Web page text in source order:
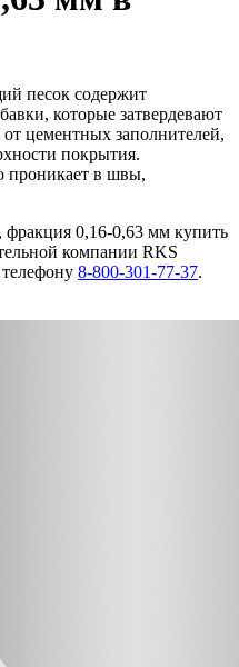
песок содержит
которые затвердевают
цементных заполнителей,
покрытия.
проникает в швы,
0,16-0,63 мм купить
компании RKS
8-800-301-77-37.